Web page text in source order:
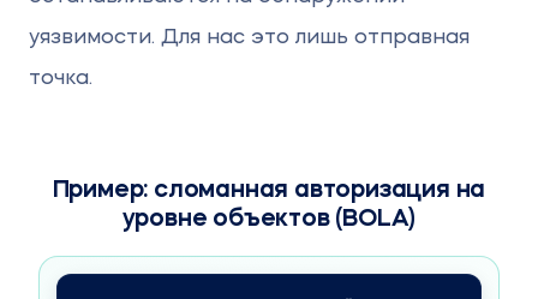
уязвимости. Для нас это лишь отправная
точка.
Пример: сломанная авторизация на
уровне объектов (BOLA)